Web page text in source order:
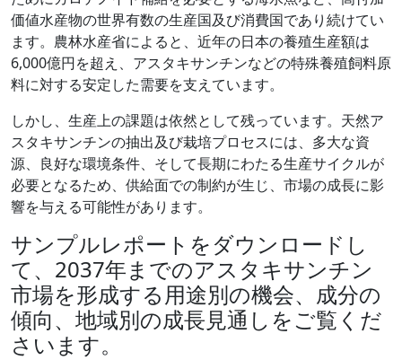
価値水産物の世界有数の生産国及び消費国であり続けてい
ます。農林水産省によると、近年の日本の養殖生産額は
6,000億円を超え、アスタキサンチンなどの特殊養殖飼料原
料に対する安定した需要を支えています。
しかし、生産上の課題は依然として残っています。天然ア
スタキサンチンの抽出及び栽培プロセスには、多大な資
源、良好な環境条件、そして長期にわたる生産サイクルが
必要となるため、供給面での制約が生じ、市場の成長に影
響を与える可能性があります。
サンプルレポートをダウンロードし
て、2037年までのアスタキサンチン
市場を形成する用途別の機会、成分の
傾向、地域別の成長見通しをご覧くだ
さいます。